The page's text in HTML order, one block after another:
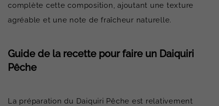
complète cette composition, ajoutant une texture
agréable et une note de fraîcheur naturelle.
Guide de la recette pour faire un Daiquiri
Pêche
La préparation du Daiquiri Pêche est relativement